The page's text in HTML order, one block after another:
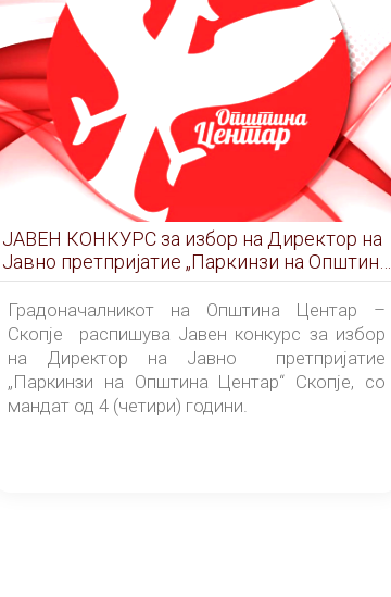
ЈАВЕН КОНКУРС за избор на Директор на
Јавно претпријатие „Паркинзи на Општина
Центар“ – Скопје
Градоначалникот на Општина Центар –
Скопје распишува Јавен конкурс за избор
на Директор на Јавно претпријатие
„Паркинзи на Општина Центар“ Скопје, со
мандат од 4 (четири) години.